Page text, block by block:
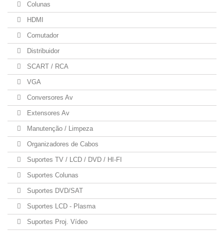
Colunas
HDMI
Comutador
Distribuidor
SCART / RCA
VGA
Conversores Av
Extensores Av
Manutenção / Limpeza
Organizadores de Cabos
Suportes TV / LCD / DVD / HI-FI
Suportes Colunas
Suportes DVD/SAT
Suportes LCD - Plasma
Suportes Proj. Vídeo